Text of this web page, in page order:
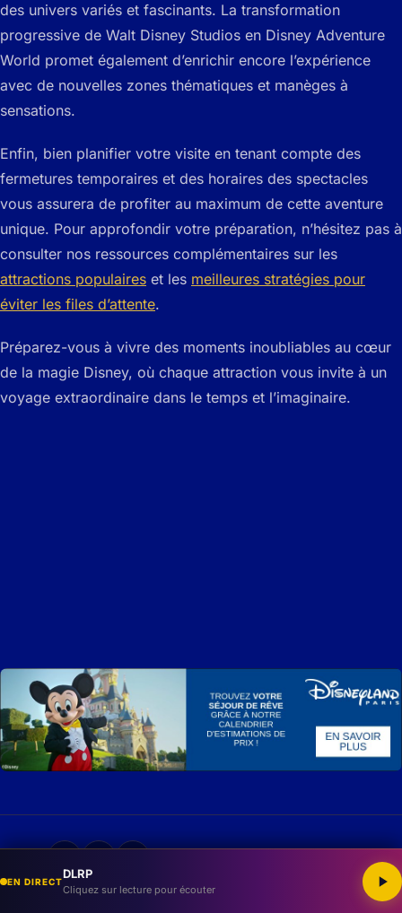
des univers variés et fascinants. La transformation
progressive de Walt Disney Studios en Disney Adventure
World promet également d’enrichir encore l’expérience
avec de nouvelles zones thématiques et manèges à
sensations.
Enfin, bien planifier votre visite en tenant compte des
fermetures temporaires et des horaires des spectacles
vous assurera de profiter au maximum de cette aventure
unique. Pour approfondir votre préparation, n’hésitez pas à
consulter nos ressources complémentaires sur les
attractions populaires et les meilleures stratégies pour
éviter les files d’attente.
Préparez-vous à vivre des moments inoubliables au cœur
de la magie Disney, où chaque attraction vous invite à un
voyage extraordinaire dans le temps et l’imaginaire.
EN DIRECT
DLRP
Cliquez sur lecture pour écouter